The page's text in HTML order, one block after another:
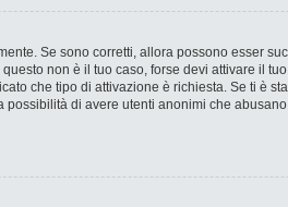
Se sono corretti, allora possono esser
non è il tuo caso, forse devi attivare il
che tipo di attivazione è richiesta. Se ti è
di avere utenti anonimi che